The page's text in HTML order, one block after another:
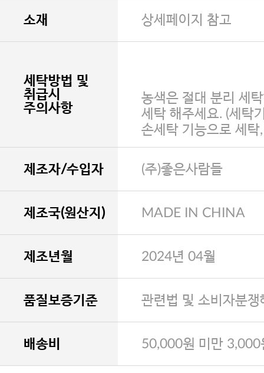
소재 상세페이지 참고
세탁방법 및
취급시
주의사항
농색은 절대 분리 세
세탁 해주세요. (세탁
손세탁 기능으로 세탁
제조자/수입자 (주)좋은사람들
제조국(원산지) MADE IN CHINA
제조년월 2024년 04월
품질보증기준 관련법 및 소비자분
배송비 50,000원 미만 3,000